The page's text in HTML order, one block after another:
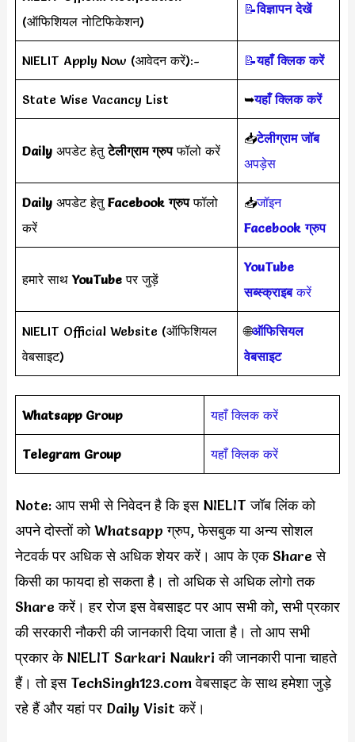
(ऑफिशियल नोटिफिकेशन)
📝विज्ञापन देखें
NIELIT Apply Now (आवेदन करें):- 📝यहाँ क्लिक करें
State Wise Vacancy List ➥यहाँ क्लिक करें
Daily अपडेट हेतुटेलीग्राम ग्रुपफॉलो करें
📥टेलीग्राम जॉब
अपड़ेस
Daily अपडेट हेतुFacebook ग्रुपफॉलो
करें
📥जॉइन
Facebook ग्रुप
हमारे साथYouTubeपर जुड़ें
YouTube
सब्स्क्राइबकरें
NIELIT Official Website (ऑफिशियल
वेबसाइट)
🌐ऑफिसियल
वेबसाइट
Whatsapp Group यहाँ क्लिक करें
Telegram Group यहाँ क्लिक करें
Note: आप सभी से निवेदन है कि इस NIELIT जॉब लिंक को
अपने दोस्तों को Whatsapp ग्रुप, फेसबुक या अन्य सोशल
नेटवर्क पर अधिक से अधिक शेयर करें। आप के एक Share से
किसी का फायदा हो सकता है। तो अधिक से अधिक लोगो तक
Share करें। हर रोज इस वेबसाइट पर आप सभी को, सभी प्रकार
की सरकारी नौकरी की जानकारी दिया जाता है। तो आप सभी
प्रकार के NIELIT Sarkari Naukri की जानकारी पाना चाहते
हैं। तो इस TechSingh123.com वेबसाइट के साथ हमेशा जुड़े
रहे हैं और यहां पर Daily Visit करें।